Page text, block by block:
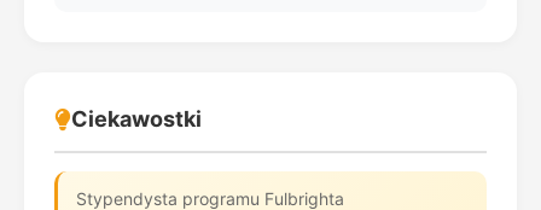
Ciekawostki
Stypendysta programu Fulbrighta